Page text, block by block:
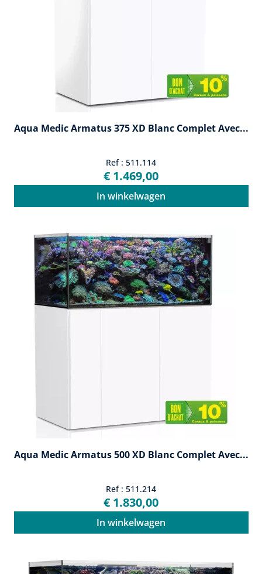
Aqua Medic Armatus 375 XD Blanc Complet Avec...
Ref : 511.114
€ 1.469,00
In winkelwagen
Aqua Medic Armatus 500 XD Blanc Complet Avec...
Ref : 511.214
€ 1.830,00
In winkelwagen